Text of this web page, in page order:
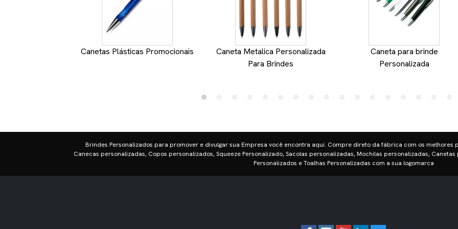
Canetas Plásticas Promocionais
Caneta Metalica Personalizada
Para Brindes
Caneta para brinde
Personalizada
Brindes Personalizados para promover e divulgar sua Empresa você encontra aqui. Compre direto da fábrica com os
Canecas personalizadas, Copos personalizados, Squeeze Personalizado, Sacolas personalizadas, Mochilas personalizadas,
Personalizados e Toalhas Personalizadas com a sua logomarca